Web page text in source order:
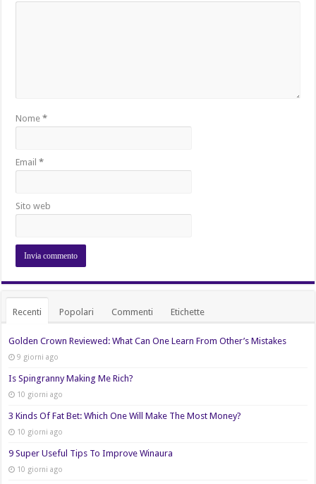
Nome*
Email*
Sito web
Recenti Popolari Commenti Etichette
Golden Crown Reviewed: What Can One Learn From Other’s Mistakes
9 giorni ago
Is Spingranny Making Me Rich?
10 giorni ago
3 Kinds Of Fat Bet: Which One Will Make The Most Money?
10 giorni ago
9 Super Useful Tips To Improve Winaura
10 giorni ago